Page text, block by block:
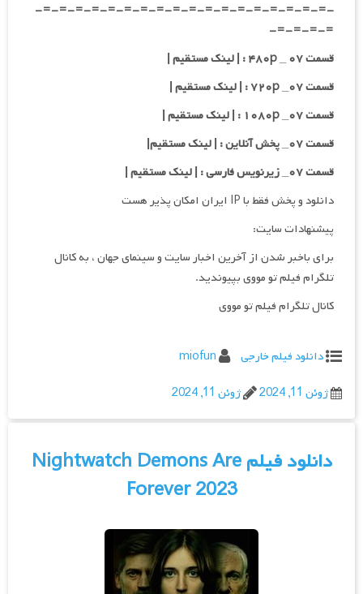
-=-=-=-=-=-=-=-=-=-=-=-=-=-=-=-=-=-=-
=-=-=-=-
قسمت ۰۷ _ ۴۸۰p : | لینک مستقیم |
قسمت ۰۷_ ۷۲۰p : | لینک مستقیم |
قسمت ۰۷_ ۱۰۸۰p : | لینک مستقیم |
قسمت ۰۷_ پخش آنلاین : | لینک مستقیم|
قسمت ۰۷_ زیرنویس فارسی : | لینک مستقیم |
دانلود و پخش فقط با IP ایران امکان پذیر هست
پیشنهادات سایت:
برای باخبر شدن از آخرین اخبار سایت و سینمای جهان ، به کانال
تلگرام فیلم تو مووی بپیوندید.
کانال تلگرام فیلم تو مووی
دانلود فیلم خارجی
miofun
ژوئن 11, 2024
ژوئن 11, 2024
دانلود فیلم Nightwatch Demons Are
Forever 2023